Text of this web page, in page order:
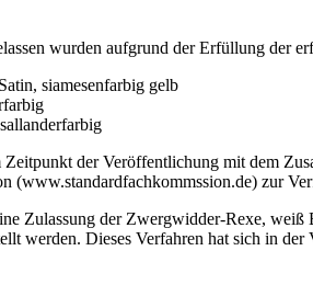
wurden aufgrund der Erfüllung der
siamesenfarbig gelb
Zeitpunkt der Veröffentlichung mit dem
(www.standardfachkommssion.de) zur
Zulassung der Zwergwidder-Rexe,
werden. Dieses Verfahren hat sich in